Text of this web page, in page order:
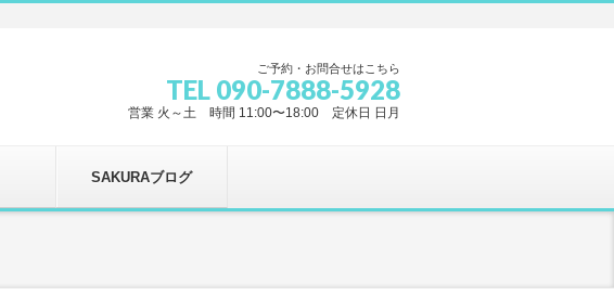
ご予約・お問合せはこちら
TEL 090-7888-5928
営業 火～土 時間 11:00〜18:00 定休日 日月
SAKURAブログ